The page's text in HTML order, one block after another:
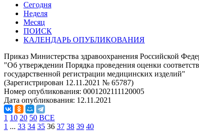
Сегодня
Неделя
Месяц
ПОИСК
КАЛЕНДАРЬ ОПУБЛИКОВАНИЯ
Приказ Министерства здравоохранения Российской
"Об утверждении Порядка проведения оценки
государственной регистрации медицинских изделий"
(Зарегистрирован 12.11.2021 № 65787)
Номер опубликования: 0001202111120005
Дата опубликования: 12.11.2021
1 10 20 50 ВСЕ
1 ... 33 34 35 36 37 38 39 40